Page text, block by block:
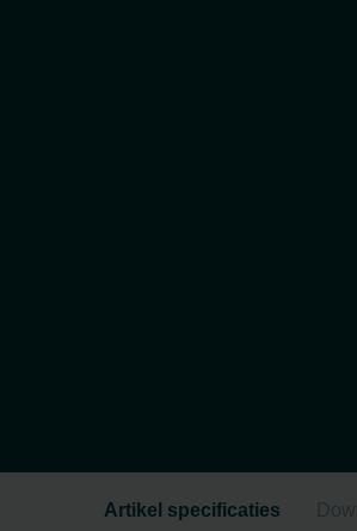
Artikel specificaties